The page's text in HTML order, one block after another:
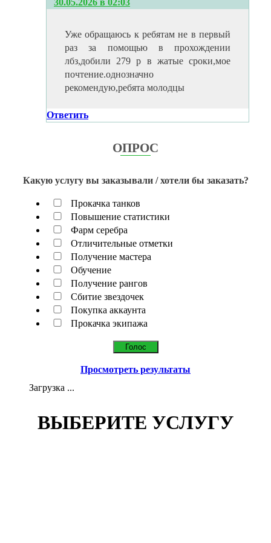
30.05.2026 в 02:03
Уже обращаюсь к ребятам не в первый
раз за помощью в прохождении
лбз,добили 279 р в жатые сроки,мое
почтение.однозначно
рекомендую,ребята молодцы
Ответить
ОПРОС
Какую услугу вы заказывали / хотели бы заказать?
Прокачка танков
Повышение статистики
Фарм серебра
Отличительные отметки
Получение мастера
Обучение
Получение рангов
Сбитие звездочек
Покупка аккаунта
Прокачка экипажа
Просмотреть результаты
Загрузка ...
ВЫБЕРИТЕ УСЛУГУ